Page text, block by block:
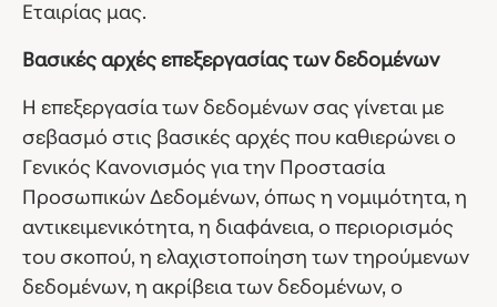
Εταιρίας μας.
Βασικές αρχές επεξεργασίας των δεδομένων
Η επεξεργασία των δεδομένων σας γίνεται με
σεβασμό στις βασικές αρχές που καθιερώνει ο
Γενικός Κανονισμός για την Προστασία
Προσωπικών Δεδομένων, όπως η νομιμότητα, η
αντικειμενικότητα, η διαφάνεια, ο περιορισμός
του σκοπού, η ελαχιστοποίηση των τηρούμενων
δεδομένων, η ακρίβεια των δεδομένων, ο